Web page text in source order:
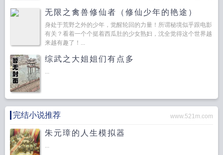
面...
无限之禽兽修仙者（修仙少年的艳途）
身处于荒野之外的少年，觉醒轮回的力量！所谓秘境似乎跟电影
有关？看着一个个挺着西瓜肚的少女熟妇，沈全觉得这个世界越
来越有趣了！...
综武之大姐姐们有点多
...
完结小说推荐 www.521m.com
朱元璋的人生模拟器
...